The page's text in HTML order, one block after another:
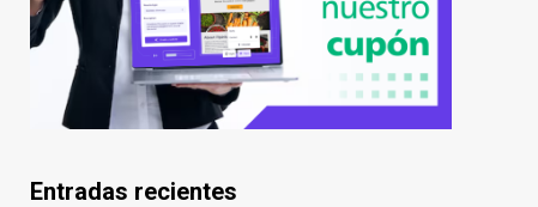
Entradas recientes